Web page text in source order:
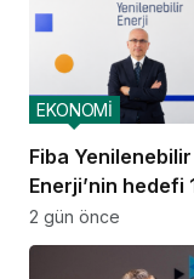
Fiba Yenilenebilir
Enerji’nin hedefi
MW
EKONOMİ
2 gün önce